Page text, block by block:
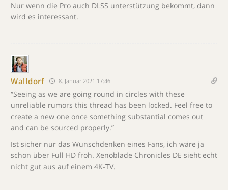
Nur wenn die Pro auch DLSS unterstützung bekommt, dann
wird es interessant.
Walldorf 8. Januar 2021 17:46
“Seeing as we are going round in circles with these
unreliable rumors this thread has been locked. Feel free to
create a new one once something substantial comes out
and can be sourced properly.”
Ist sicher nur das Wunschdenken eines Fans, ich wäre ja
schon über Full HD froh. Xenoblade Chronicles DE sieht echt
nicht gut aus auf einem 4K-TV.